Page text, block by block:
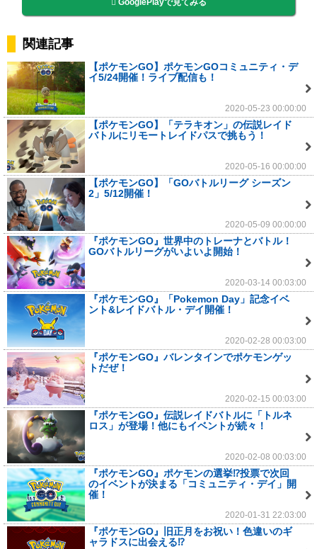
GooglePlayで見てみる
関連記事
【ポケモンGO】ポケモンGOコミュニティ・デ
イ5/24開催！ライブ配信も！
2020-05-23 00:00:00
【ポケモンGO】「テラキオン」の伝説レイド
バトルにリモートレイドパスで挑もう！
2020-05-16 00:00:00
【ポケモンGO】「GOバトルリーグ シーズン
2」5/12開催！
2020-05-09 00:00:00
『ポケモンGO』世界中のトレーナとバトル！
GOバトルリーグがいよいよ開始！
2020-03-14 00:03:00
『ポケモンGO』「Pokemon Day」記念イベ
ント&レイドバトル・デイ開催！
2020-02-28 00:03:00
『ポケモンGO』バレンタインでポケモンゲッ
トだぜ！
2020-02-15 00:03:00
『ポケモンGO』伝説レイドバトルに「トルネ
ロス」が登場！他にもイベントが続々！
2020-02-08 00:03:00
『ポケモンGO』ポケモンの選挙⁉投票で次回
のイベントが決まる「コミュニティ・デイ」開
催！
2020-01-31 22:03:00
『ポケモンGO』旧正月をお祝い！色違いのギ
ャラドスに出会える⁉